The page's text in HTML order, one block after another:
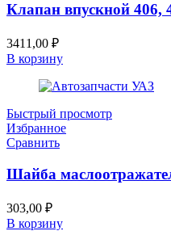
Клапан впускной
3411,00 ₽
В корзину
Быстрый просмотр
Избранное
Сравнить
Шайба
303,00 ₽
В корзину